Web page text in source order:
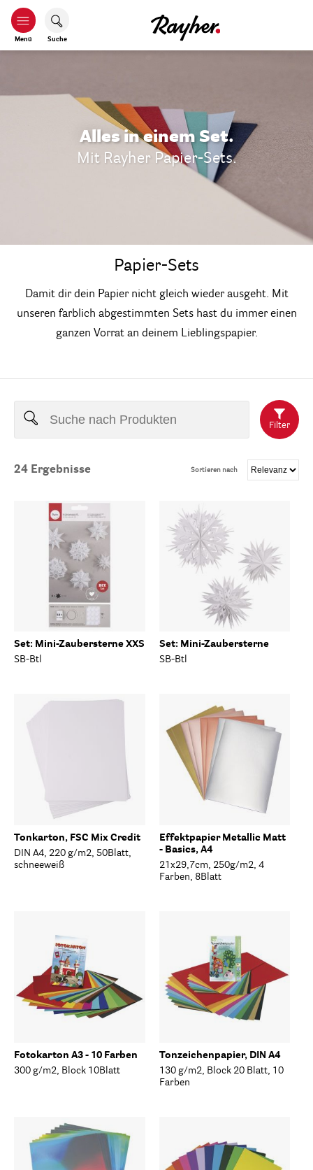
Menü Suche
Alles in einem Set.
Mit Rayher Papier-Sets.
Papier-Sets
Damit dir dein Papier nicht gleich wieder ausgeht. Mit
unseren farblich abgestimmten Sets hast du immer einen
ganzen Vorrat an deinem Lieblingspapier.
Filter
24 Ergebnisse Sortieren nach
Set: Mini-Zaubersterne XXS
SB-Btl
Set: Mini-Zaubersterne
SB-Btl
Tonkarton, FSC Mix Credit
DIN A4, 220 g/m2, 50Blatt,
schneeweiß
Effektpapier Metallic Matt
- Basics, A4
21x29,7cm, 250g/m2, 4
Farben, 8Blatt
Fotokarton A3 - 10 Farben
300 g/m2, Block 10Blatt
Tonzeichenpapier, DIN A4
130 g/m2, Block 20 Blatt, 10
Farben